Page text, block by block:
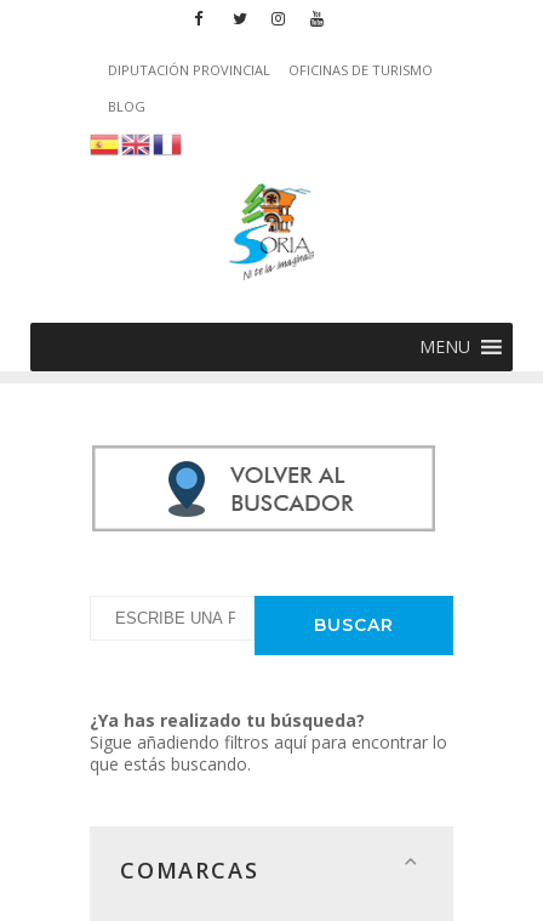
DIPUTACIÓN PROVINCIAL
OFICINAS DE TURISMO
BLOG
MENU
¿Ya has realizado tu búsqueda?
Sigue añadiendo filtros aquí para encontrar lo
que estás buscando.
COMARCAS